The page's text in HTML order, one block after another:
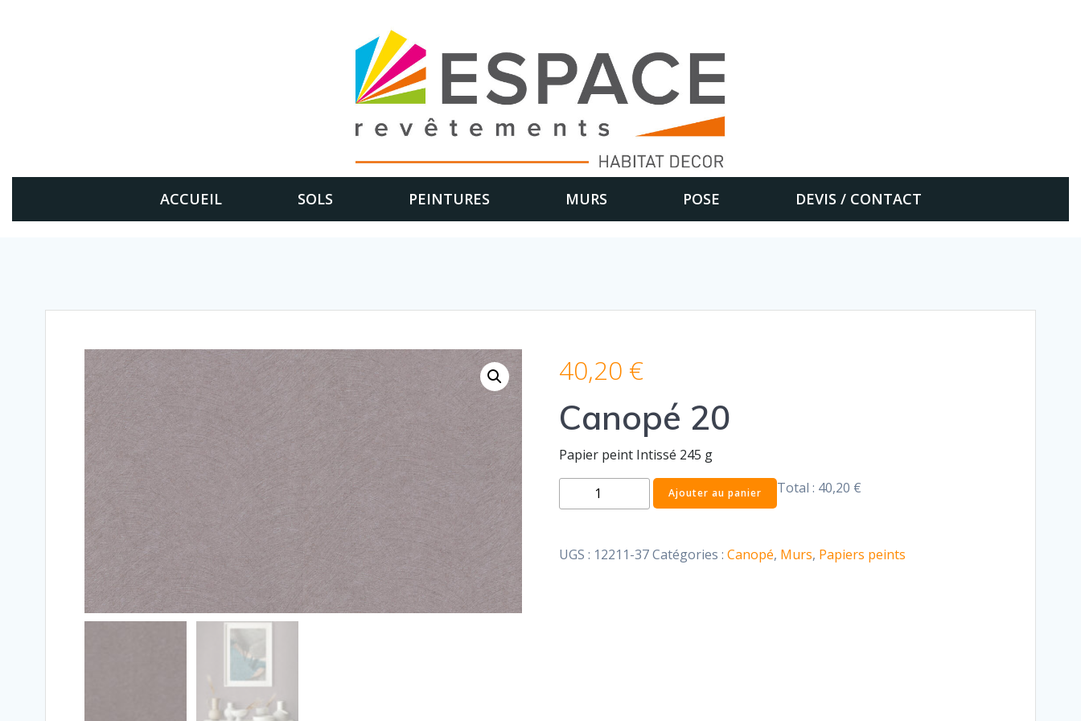
ACCUEIL SOLS PEINTURES MURS POSE DEVIS / CONTACT
40,20 €
Canopé 20
Papier peint Intissé 245 g
quantité
de
20
Ajouter au panier Total : 40,20 €
UGS : 12211-37Catégories : Canopé, Murs, Papiers peints